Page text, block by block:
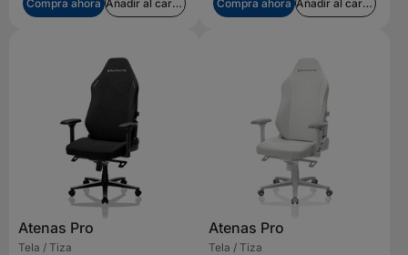
Compra ahora Añadir al carrito Compra ahora Añadir al carrito
Atenas Pro
Tela / Tiza
Atenas Pro
Tela / Tiza